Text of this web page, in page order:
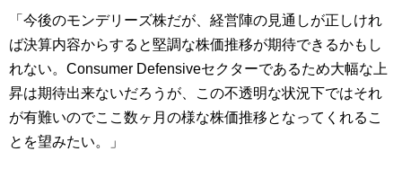
「今後のモンデリーズ株だが、経営陣の見通しが正しけれ
ば決算内容からすると堅調な株価推移が期待できるかもし
れない。Consumer Defensiveセクターであるため大幅な上
昇は期待出来ないだろうが、この不透明な状況下ではそれ
が有難いのでここ数ヶ月の様な株価推移となってくれるこ
とを望みたい。」